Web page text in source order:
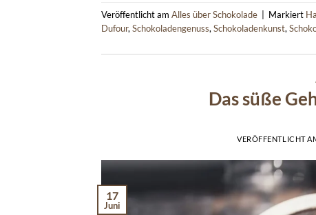
Veröffentlicht am Alles über Schokolade | Markiert
Dufour, Schokoladengenuss, Schokoladenkunst,
Das süße
VERÖFFENTLICHT
17
Juni